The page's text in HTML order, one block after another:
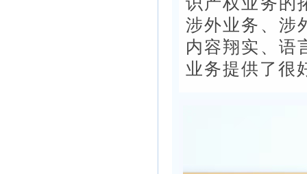
涉外业务、涉
内容翔实、语
业务提供了很